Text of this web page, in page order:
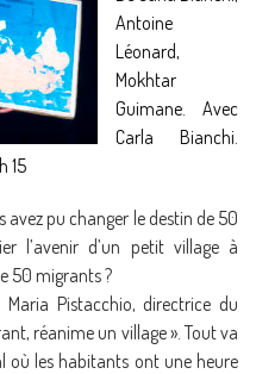
Antoine
Léonard,
Mokhtar
Guimane. Avec
Carla Bianchi.
15
avez pu changer le destin de 50
l’avenir d’un petit village à
50 migrants ?
Pistacchio, directrice du
réanime un village ». Tout va
où les habitants ont une heure